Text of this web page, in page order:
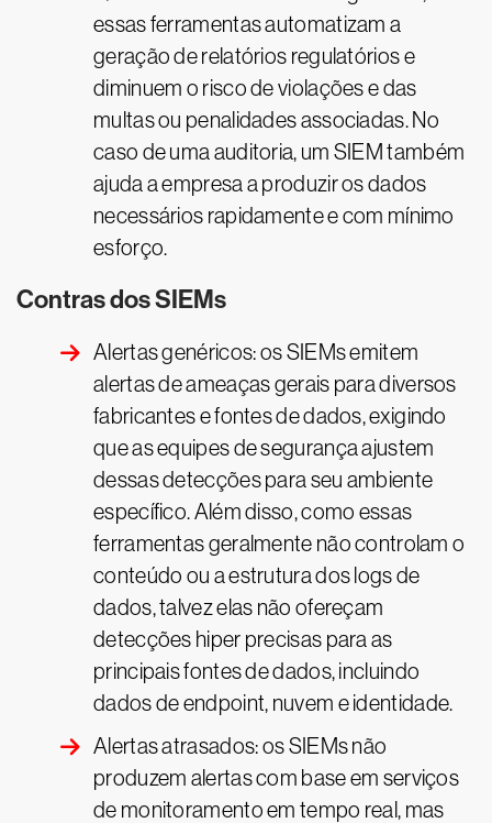
essas ferramentas automatizam a
geração de relatórios regulatórios e
diminuem o risco de violações e das
multas ou penalidades associadas. No
caso de uma auditoria, um SIEM também
ajuda a empresa a produzir os dados
necessários rapidamente e com mínimo
esforço.
Contras dos SIEMs
Alertas genéricos: os SIEMs emitem
alertas de ameaças gerais para diversos
fabricantes e fontes de dados, exigindo
que as equipes de segurança ajustem
dessas detecções para seu ambiente
específico. Além disso, como essas
ferramentas geralmente não controlam o
conteúdo ou a estrutura dos logs de
dados, talvez elas não ofereçam
detecções hiper precisas para as
principais fontes de dados, incluindo
dados de endpoint, nuvem e identidade.
Alertas atrasados: os SIEMs não
produzem alertas com base em serviços
de monitoramento em tempo real, mas